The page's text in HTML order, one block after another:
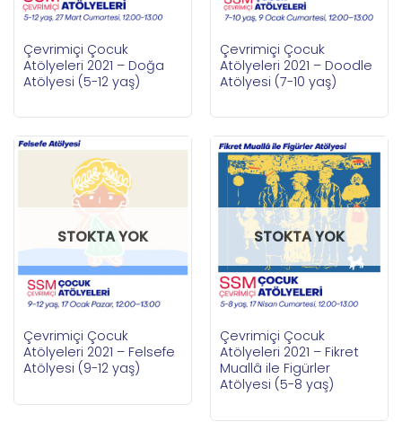
Çevrimiçi Çocuk
Atölyeleri 2021 – Doğa
Atölyesi (5-12 yaş)
Çevrimiçi Çocuk
Atölyeleri 2021 – Doodle
Atölyesi (7-10 yaş)
STOKTA YOK
Çevrimiçi Çocuk
Atölyeleri 2021 – Felsefe
Atölyesi (9-12 yaş)
STOKTA YOK
Çevrimiçi Çocuk
Atölyeleri 2021 – Fikret
Muallâ ile Figürler
Atölyesi (5-8 yaş)